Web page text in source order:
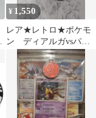
¥ 1,550
レア★レトロ★ポケモ
ン ディアルガvsパル
キア ナエトル コイ
ンケースストラップ